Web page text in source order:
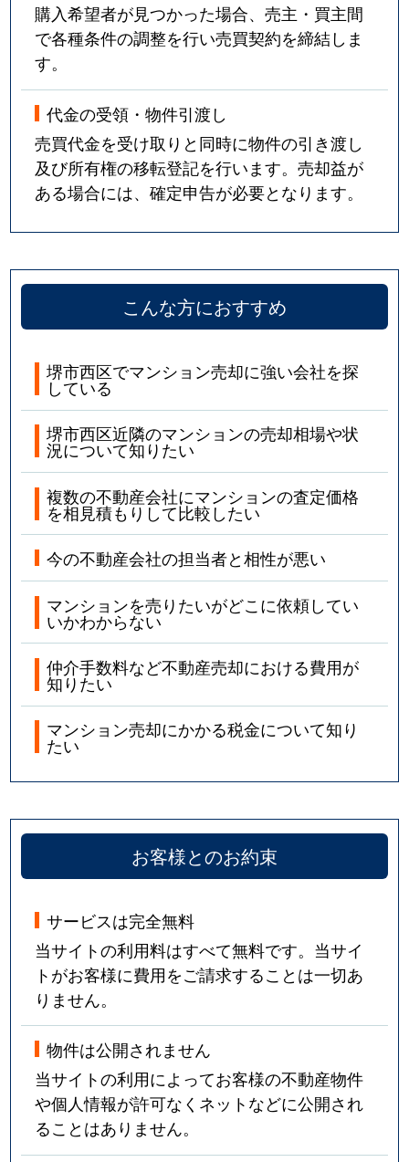
購入希望者が見つかった場合、売主・買主間
で各種条件の調整を行い売買契約を締結しま
す。
代金の受領・物件引渡し
売買代金を受け取りと同時に物件の引き渡し
及び所有権の移転登記を行います。売却益が
ある場合には、確定申告が必要となります。
こんな方におすすめ
堺市西区でマンション売却に強い会社を探
している
堺市西区近隣のマンションの売却相場や状
況について知りたい
複数の不動産会社にマンションの査定価格
を相見積もりして比較したい
今の不動産会社の担当者と相性が悪い
マンションを売りたいがどこに依頼してい
いかわからない
仲介手数料など不動産売却における費用が
知りたい
マンション売却にかかる税金について知り
たい
お客様とのお約束
サービスは完全無料
当サイトの利用料はすべて無料です。当サイ
トがお客様に費用をご請求することは一切あ
りません。
物件は公開されません
当サイトの利用によってお客様の不動産物件
や個人情報が許可なくネットなどに公開され
ることはありません。